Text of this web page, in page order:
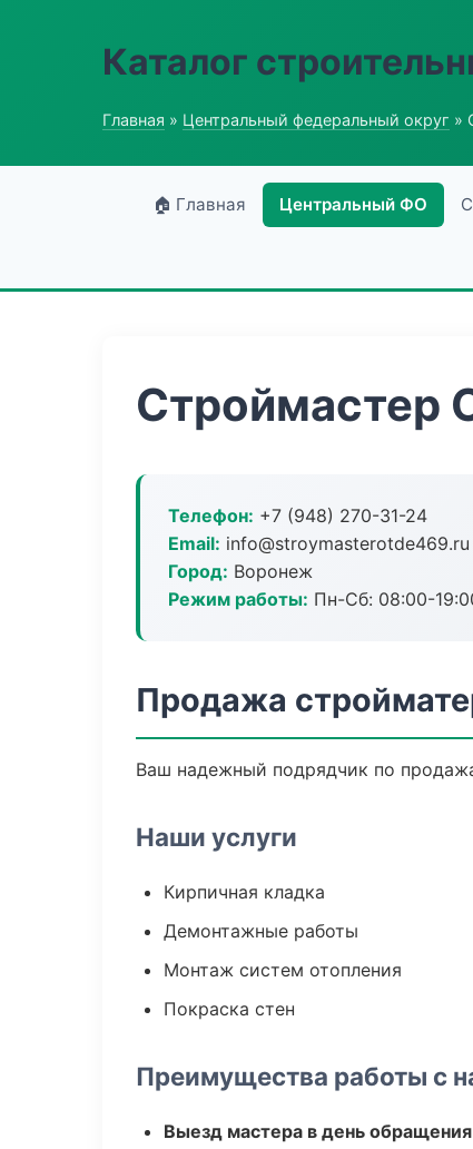
Каталог
Главная » Центральный федеральный округ »
🏠 Главная Центральный ФО
Строймастер
Телефон: +7 (948) 270-31-24
Email: info@stroymasterotde469.ru
Город: Воронеж
Режим работы: Пн-Сб: 08:00-
Продажа
Ваш надежный подрядчик по
Наши услуги
Кирпичная кладка
Демонтажные работы
Монтаж систем отопления
Покраска стен
Преимущества работы с
Выезд мастера в день обращения